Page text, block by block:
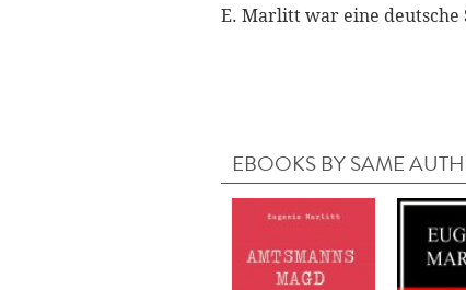
E. Marlitt war eine
EBOOKS BY SAME